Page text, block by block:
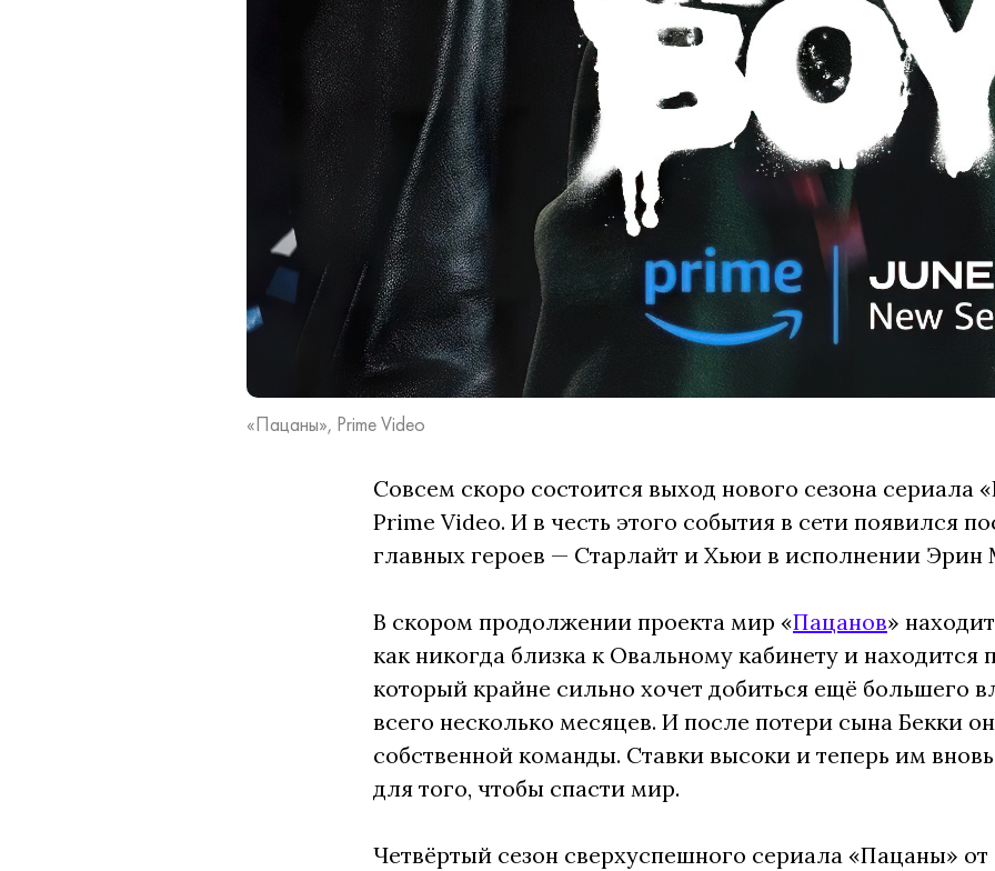
«Пацаны», Prime Video
Совсем скоро состоится выход нового сезона сериала
Prime Video. И в честь этого события в сети появился
главных героев — Старлайт и Хьюи в исполнении
В скором продолжении проекта мир «Пацанов»
как никогда близка к Овальному кабинету и находится
который крайне сильно хочет добиться ещё большего
всего несколько месяцев. И после потери сына Бекки
собственной команды. Ставки высоки и теперь им
для того, чтобы спасти мир.
Четвёртый сезон сверхуспешного сериала «Пацаны»